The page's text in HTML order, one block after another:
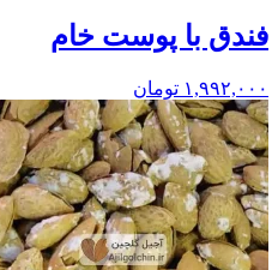
فندق با پوست خام
۱,۹۹۲,۰۰۰ تومان